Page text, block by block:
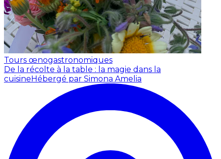
Tours œnogastronomiques
De la récolte à la table : la magie dans la
cuisineHébergé par Simona Amelia